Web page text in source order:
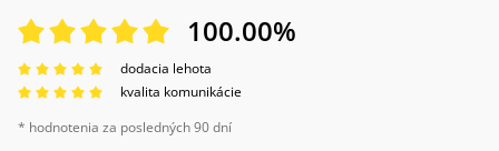
100.00%
dodacia lehota
kvalita komunikácie
* hodnotenia za posledných 90 dní